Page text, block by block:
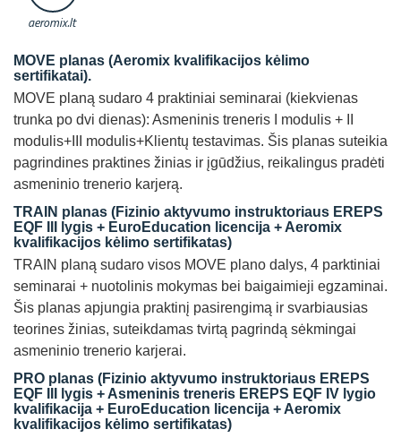
aeromix.lt
MOVE planas (Aeromix kvalifikacijos kėlimo
sertifikatai).
MOVE planą sudaro 4 praktiniai seminarai (kiekvienas
trunka po dvi dienas): Asmeninis treneris I modulis + II
modulis+III modulis+Klientų testavimas. Šis planas suteikia
pagrindines praktines žinias ir įgūdžius, reikalingus pradėti
asmeninio trenerio karjerą.
TRAIN planas (Fizinio aktyvumo instruktoriaus EREPS
EQF III lygis + EuroEducation licencija + Aeromix
kvalifikacijos kėlimo sertifikatas)
TRAIN planą sudaro visos MOVE plano dalys, 4 parktiniai
seminarai + nuotolinis mokymas bei baigaimieji egzaminai.
Šis planas apjungia praktinį pasirengimą ir svarbiausias
teorines žinias, suteikdamas tvirtą pagrindą sėkmingai
asmeninio trenerio karjerai.
PRO planas (Fizinio aktyvumo instruktoriaus EREPS
EQF III lygis + Asmeninis treneris EREPS EQF IV lygio
kvalifikacija + EuroEducation licencija + Aeromix
kvalifikacijos kėlimo sertifikatas)